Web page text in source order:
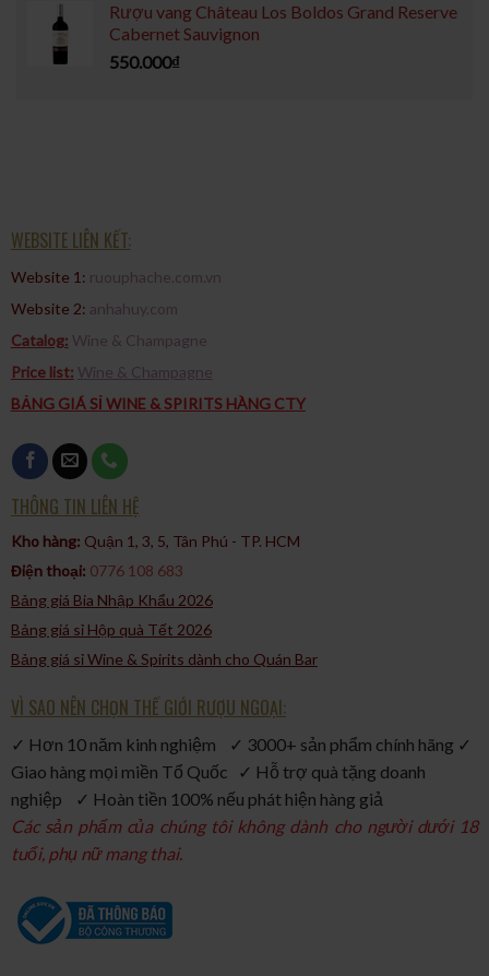
Rượu vang Château Los Boldos Grand Reserve
Cabernet Sauvignon
550.000₫
WEBSITE LIÊN KẾT:
Website 1: ruouphache.com.vn
Website 2: anhahuy.com
Catalog: Wine & Champagne
Price list: Wine & Champagne
BẢNG GIÁ SỈ WINE & SPIRITS HÀNG CTY
THÔNG TIN LIÊN HỆ
Kho hàng: Quận 1, 3, 5, Tân Phú - TP. HCM​
Điện thoại: 0776 108 683
Bảng giá Bia Nhập Khẩu 2026
Bảng giá sỉ Hộp quà Tết 2026
Bảng giá sỉ Wine & Spirits dành cho Quán Bar
VÌ SAO NÊN CHỌN THẾ GIỚI RƯỢU NGOẠI:
✓ Hơn 10 năm kinh nghiệm ✓ 3000+ sản phẩm chính hãng ✓
Giao hàng mọi miền Tổ Quốc ✓ Hỗ trợ quà tặng doanh
nghiệp ✓ Hoàn tiền 100% nếu phát hiện hàng giả
Các sản phẩm của chúng tôi không dành cho người dưới 18
tuổi, phụ nữ mang thai.